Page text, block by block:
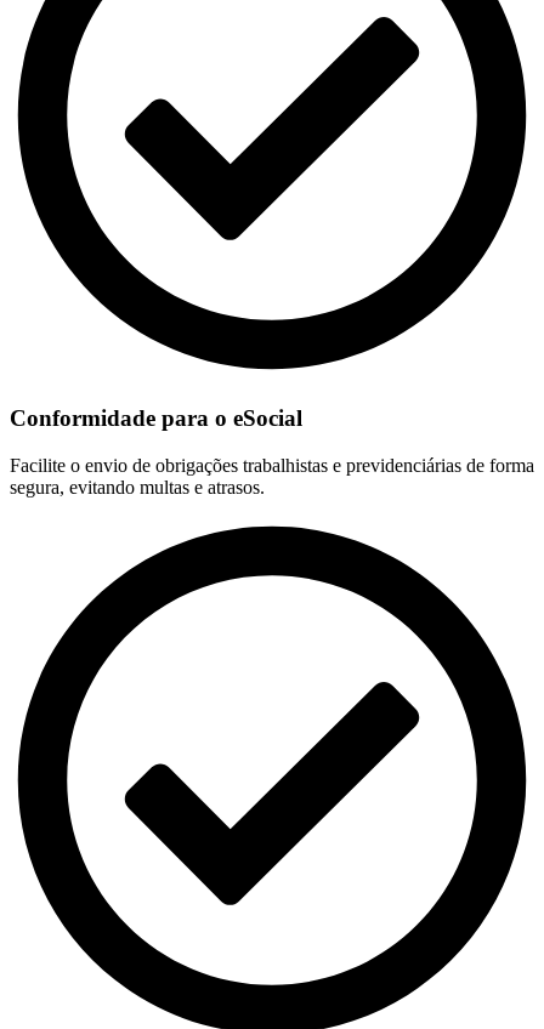
Conformidade para o eSocial
Facilite o envio de obrigações trabalhistas e previdenciárias de forma
segura, evitando multas e atrasos.